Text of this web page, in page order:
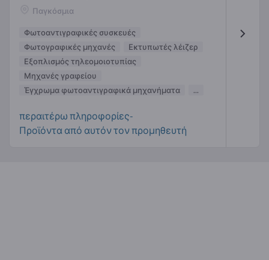
Παγκόσμια
Φωτοαντιγραφικές συσκευές
Φωτογραφικές μηχανές
Εκτυπωτές λέιζερ
Εξοπλισμός τηλεομοιοτυπίας
Μηχανές γραφείου
Έγχρωμα φωτοαντιγραφικά μηχανήματα
...
περαιτέρω πληροφορίες-
Προϊόντα από αυτόν τον προμηθευτή